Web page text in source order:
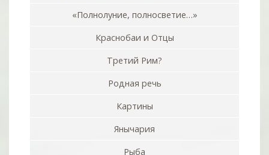
«Полнолуние, полносветие…»
Краснобаи и Отцы
Третий Рим?
Родная речь
Картины
Янычария
Рыба